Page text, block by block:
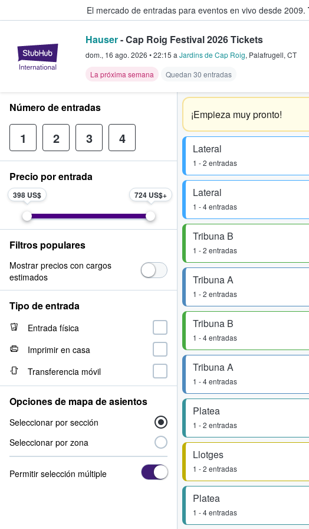
El mercado de entradas para eventos en vivo desde 2009.
StubHub: compra y venta de entradas
Hauser- Cap Roig Festival 2026 Tickets
dom., 16 ago. 2026 •22:15 a Jardins de Cap Roig, Palafrugell, CT
La próxima semana
Quedan 30 entradas
¡Empieza muy pronto!
Lateral
1 - 2 entradas
Lateral
1 - 4 entradas
Tribuna B
1 - 2 entradas
Tribuna A
1 - 2 entradas
Tribuna B
1 - 4 entradas
Tribuna A
1 - 4 entradas
Platea
1 - 2 entradas
Llotges
1 - 2 entradas
Platea
1 - 4 entradas
Número de entradas
1 2 3 4
Precio por entrada
398 US$ 724 US$
Filtros populares
Mostrar precios con cargos
estimados
Tipo de entrada
Entrada física
Imprimir en casa
Transferencia móvil
Opciones de mapa de asientos
Seleccionar por sección
Seleccionar por zona
Permitir selección múltiple